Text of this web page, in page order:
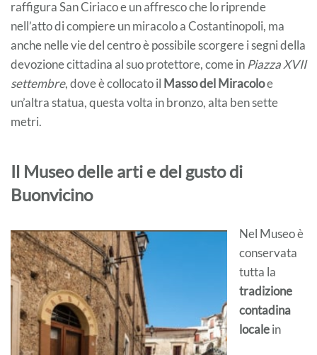
raffigura San Ciriaco e un affresco che lo riprende
nell’atto di compiere un miracolo a Costantinopoli, ma
anche nelle vie del centro è possibile scorgere i segni della
devozione cittadina al suo protettore, come in Piazza XVII
settembre, dove è collocato il Masso del Miracoloe
un’altra statua, questa volta in bronzo, alta ben sette
metri.
Il Museo delle arti e del gusto di
Buonvicino
Nel Museo è
conservata
tutta la
tradizione
contadina
localein